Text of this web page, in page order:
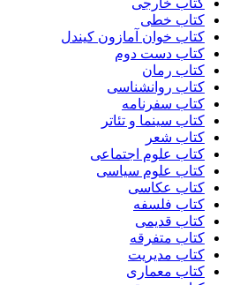
کتاب خطی
کتاب خوان آمازون کیندل
کتاب دست دوم
کتاب رمان
کتاب روانشناسی
کتاب سفرنامه
کتاب سینما و تئاتر
کتاب شعر
کتاب علوم اجتماعی
کتاب علوم سیاسی
کتاب عکاسی
کتاب فلسفه
کتاب قدیمی
کتاب متفرقه
کتاب مدیریت
کتاب معماری